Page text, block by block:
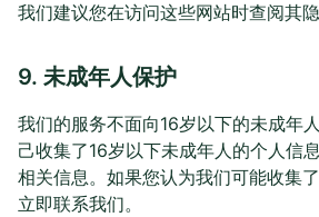
我们建议您在访问这些网站时查阅其隐
9. 未成年人保护
我们的服务不面向16岁以下的未成年
己收集了16岁以下未成年人的个人信
相关信息。如果您认为我们可能收集
立即联系我们。